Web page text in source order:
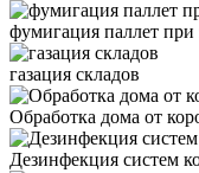
фумигация паллет при
газация складов
Обработка дома от
Дезинфекция систем